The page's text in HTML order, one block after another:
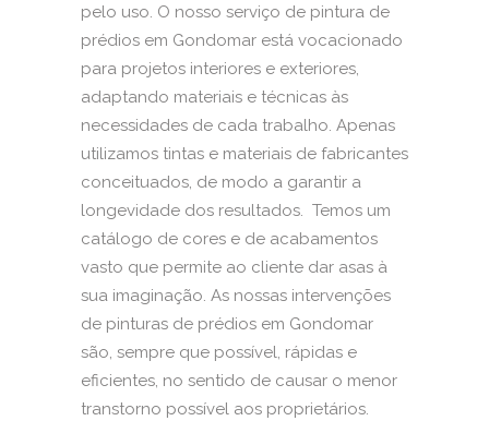
pelo uso. O nosso serviço de pintura de
prédios em Gondomar está vocacionado
para projetos interiores e exteriores,
adaptando materiais e técnicas às
necessidades de cada trabalho. Apenas
utilizamos tintas e materiais de fabricantes
conceituados, de modo a garantir a
longevidade dos resultados. Temos um
catálogo de cores e de acabamentos
vasto que permite ao cliente dar asas à
sua imaginação. As nossas intervenções
de pinturas de prédios em Gondomar
são, sempre que possível, rápidas e
eficientes, no sentido de causar o menor
transtorno possível aos proprietários.